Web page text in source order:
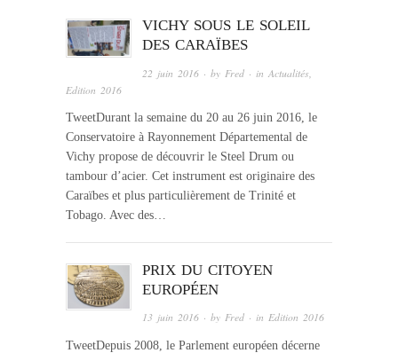
VICHY SOUS LE SOLEIL
DES CARAÏBES
22 juin 2016 · by Fred · inActualités
Edition 2016
TweetDurant la semaine du 20 au 26 juin 2016, le
Conservatoire à Rayonnement Départemental de
Vichy propose de découvrir le Steel Drum ou
tambour d’acier. Cet instrument est originaire des
Caraïbes et plus particulièrement de Trinité et
Tobago. Avec des…
PRIX DU CITOYEN
EUROPÉEN
13 juin 2016 · byFred · inEdition 2016
TweetDepuis 2008, le Parlement européen décerne